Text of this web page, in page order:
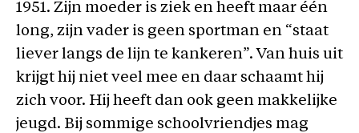
1951. Zijn moeder is ziek en heeft maar één
long, zijn vader is geen sportman en “staat
liever langs de lijn te kankeren”. Van huis uit
krijgt hij niet veel mee en daar schaamt hij
zich voor. Hij heeft dan ook geen makkelijke
jeugd. Bij sommige schoolvriendjes mag